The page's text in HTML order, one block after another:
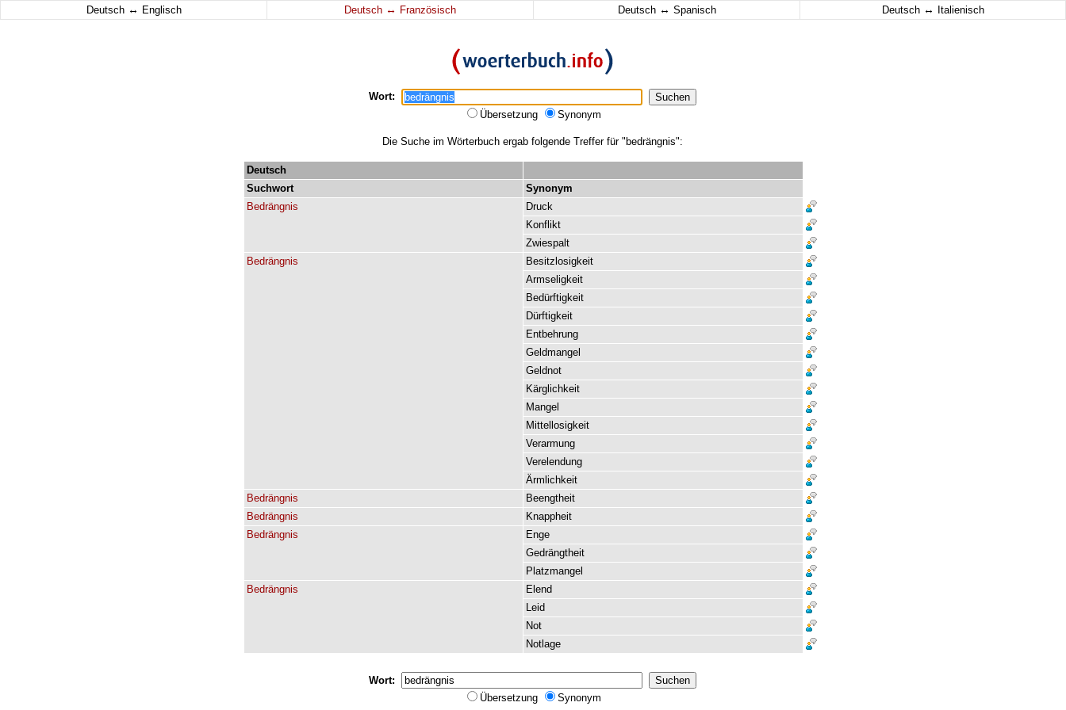
Deutsch ↔ Englisch Deutsch ↔ Französisch Deutsch ↔ Spanisch Deutsch ↔ Italienisch
Wort:
Übersetzung
Synonym
Die Suche im Wörterbuch ergab folgende Treffer für "bedrängnis":
Deutsch
Suchwort
Synonym
Bedrängnis
Druck
Konflikt
Zwiespalt
Bedrängnis
Besitzlosigkeit
Armseligkeit
Bedürftigkeit
Dürftigkeit
Entbehrung
Geldmangel
Geldnot
Kärglichkeit
Mangel
Mittellosigkeit
Verarmung
Verelendung
Ärmlichkeit
Bedrängnis
Beengtheit
Bedrängnis
Knappheit
Bedrängnis
Enge
Gedrängtheit
Platzmangel
Bedrängnis
Elend
Leid
Not
Notlage
Wort:
Übersetzung
Synonym